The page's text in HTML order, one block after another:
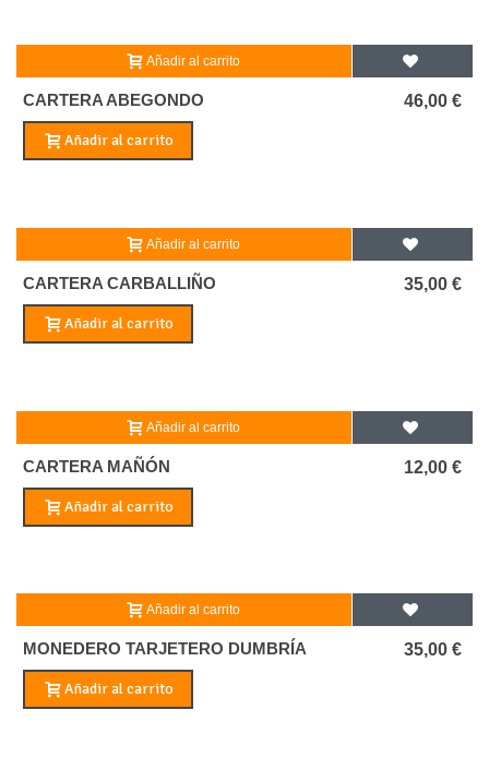
Añadir al carrito
CARTERA ABEGONDO 46,00 €
Añadir al carrito
Añadir al carrito
CARTERA CARBALLIÑO 35,00 €
Añadir al carrito
Añadir al carrito
CARTERA MAÑÓN 12,00 €
Añadir al carrito
Añadir al carrito
MONEDERO TARJETERO DUMBRÍA 35,00 €
Añadir al carrito